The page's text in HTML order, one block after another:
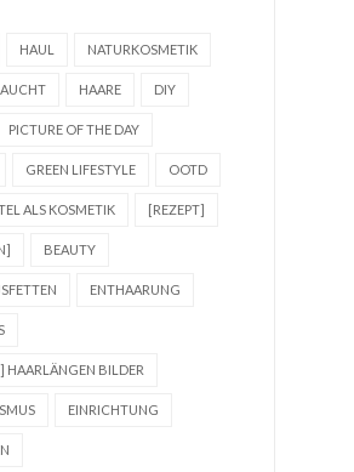
HAUL NATURKOSMETIK
HAARE DIY
PICTURE OF THE DAY
GREEN LIFESTYLE OOTD
ALS KOSMETIK [REZEPT]
BEAUTY
ENTHAARUNG
HAARLÄNGEN BILDER
EINRICHTUNG